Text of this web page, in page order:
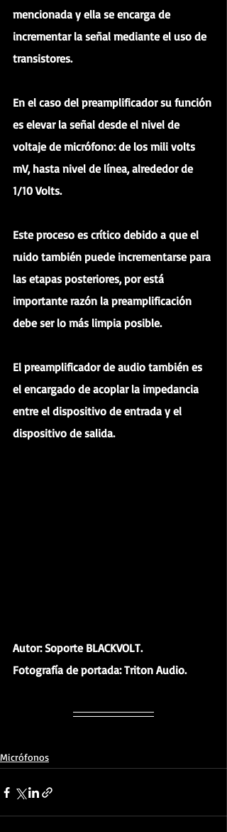
mencionada y ella se encarga de
incrementar la señal mediante el uso de
transistores.
En el caso del preamplificador su función
es elevar la señal desde el nivel de
voltaje de micrófono: de los mili volts
mV, hasta nivel de línea, alrededor de
1/10 Volts.
Este proceso es crítico debido a que el
ruido también puede incrementarse para
las etapas posteriores, por está
importante razón la preamplificación
debe ser lo más limpia posible.
El preamplificador de audio también es
el encargado de acoplar la impedancia
entre el dispositivo de entrada y el
dispositivo de salida.
Autor: Soporte BLACKVOLT.
Fotografía de portada: Triton Audio.
Micrófonos